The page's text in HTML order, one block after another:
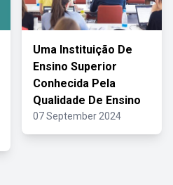
Uma Instituição De
Ensino Superior
Conhecida Pela
Qualidade De Ensino
07 September 2024